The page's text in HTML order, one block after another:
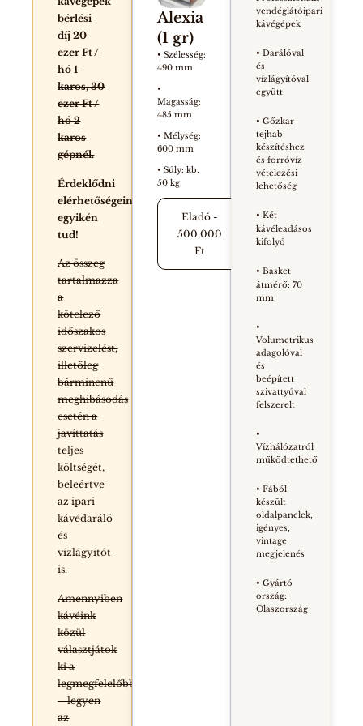
bérlési
díj 20
ezer Ft /
hó 1
karos, 30
ezer Ft /
hó 2
karos
gépnél.
Érdeklődni
elérhetőségeink
egyikén
tud!
Az összeg
tartalmazza
a
kötelező
időszakos
szervizelést,
illetőleg
bárminenű
meghibásodás
esetén a
javíttatás
teljes
költségét,
beleértve
az ipari
kávédaráló
és
vízlágyítót
is.
Amennyiben
kávéink
közül
választjátok
ki a
legmegfelelőbbet
– legyen
az
Alexia
(1 gr)
• Szélesség:
490 mm
•
Magasság:
485 mm
• Mélység:
600 mm
• Súly: kb.
50 kg
Eladó -
500.000
Ft
vendéglátóipari
kávégépek
• Darálóval
és
vízlágyítóval
együtt
• Gőzkar
tejhab
készítéshez
és forróvíz
vételezési
lehetőség
• Két
kávéleadásos
kifolyó
• Basket
átmérő: 70
mm
•
Volumetrikus
adagolóval
és
beépített
szivattyúval
felszerelt
•
Vízhálózatról
működtethető
• Fából
készült
oldalpanelek,
igényes,
vintage
megjelenés
• Gyártó
ország:
Olaszország